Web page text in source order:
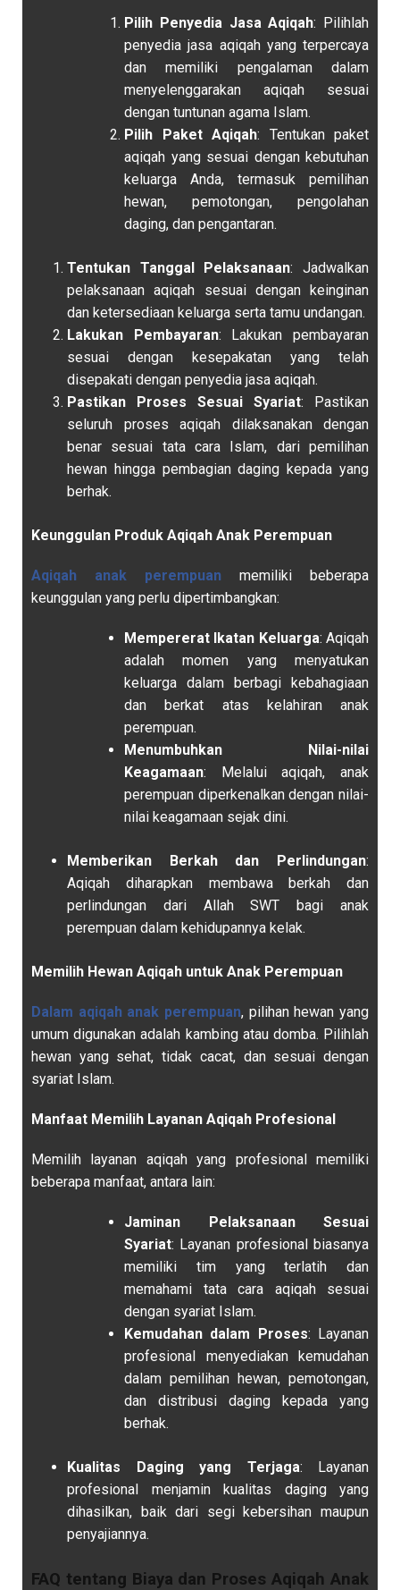
Pilih Penyedia Jasa Aqiqah: Pilihlah
penyedia jasa aqiqah yang terpercaya
dan memiliki pengalaman dalam
menyelenggarakan aqiqah sesuai
dengan tuntunan agama Islam.
Pilih Paket Aqiqah: Tentukan paket
aqiqah yang sesuai dengan kebutuhan
keluarga Anda, termasuk pemilihan
hewan, pemotongan, pengolahan
daging, dan pengantaran.
Tentukan Tanggal Pelaksanaan: Jadwalkan
pelaksanaan aqiqah sesuai dengan keinginan
dan ketersediaan keluarga serta tamu undangan.
Lakukan Pembayaran: Lakukan pembayaran
sesuai dengan kesepakatan yang telah
disepakati dengan penyedia jasa aqiqah.
Pastikan Proses Sesuai Syariat: Pastikan
seluruh proses aqiqah dilaksanakan dengan
benar sesuai tata cara Islam, dari pemilihan
hewan hingga pembagian daging kepada yang
berhak.
Keunggulan Produk Aqiqah Anak Perempuan
Aqiqah anak perempuan
memiliki beberapa
keunggulan yang perlu dipertimbangkan:
Mempererat Ikatan Keluarga: Aqiqah
adalah momen yang menyatukan
keluarga dalam berbagi kebahagiaan
dan berkat atas kelahiran anak
perempuan.
Menumbuhkan Nilai-nilai
Keagamaan: Melalui aqiqah, anak
perempuan diperkenalkan dengan nilai-
nilai keagamaan sejak dini.
Memberikan Berkah dan Perlindungan:
Aqiqah diharapkan membawa berkah dan
perlindungan dari Allah SWT bagi anak
perempuan dalam kehidupannya kelak.
Memilih Hewan Aqiqah untuk Anak Perempuan
Dalam aqiqah anak perempuan, pilihan hewan yang
umum digunakan adalah kambing atau domba. Pilihlah
hewan yang sehat, tidak cacat, dan sesuai dengan
syariat Islam.
Manfaat Memilih Layanan Aqiqah Profesional
Memilih layanan aqiqah yang profesional memiliki
beberapa manfaat, antara lain:
Jaminan Pelaksanaan Sesuai
Syariat: Layanan profesional biasanya
memiliki tim yang terlatih dan
memahami tata cara aqiqah sesuai
dengan syariat Islam.
Kemudahan dalam Proses: Layanan
profesional menyediakan kemudahan
dalam pemilihan hewan, pemotongan,
dan distribusi daging kepada yang
berhak.
Kualitas Daging yang Terjaga: Layanan
profesional menjamin kualitas daging yang
dihasilkan, baik dari segi kebersihan maupun
penyajiannya.
FAQ tentang Biaya dan Proses Aqiqah Anak